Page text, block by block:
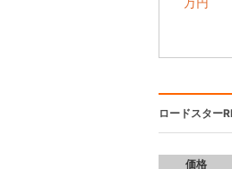
ロードスター
価格